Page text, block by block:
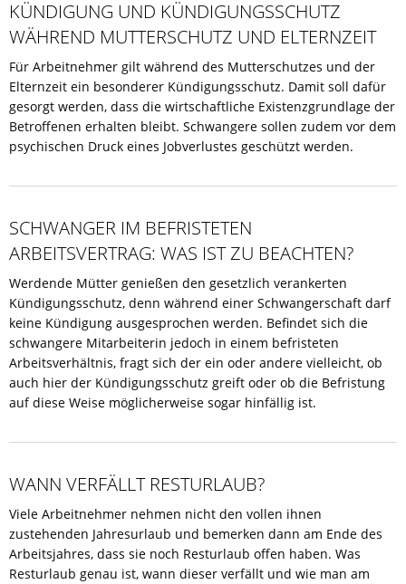
KÜNDIGUNG UND KÜNDIGUNGSSCHUTZ
WÄHREND MUTTERSCHUTZ UND ELTERNZEIT
Für Arbeitnehmer gilt während des Mutterschutzes und der
Elternzeit ein besonderer Kündigungsschutz. Damit soll dafür
gesorgt werden, dass die wirtschaftliche Existenzgrundlage der
Betroffenen erhalten bleibt. Schwangere sollen zudem vor dem
psychischen Druck eines Jobverlustes geschützt werden.
SCHWANGER IM BEFRISTETEN
ARBEITSVERTRAG: WAS IST ZU BEACHTEN?
Werdende Mütter genießen den gesetzlich verankerten
Kündigungsschutz, denn während einer Schwangerschaft darf
keine Kündigung ausgesprochen werden. Befindet sich die
schwangere Mitarbeiterin jedoch in einem befristeten
Arbeitsverhältnis, fragt sich der ein oder andere vielleicht, ob
auch hier der Kündigungsschutz greift oder ob die Befristung
auf diese Weise möglicherweise sogar hinfällig ist.
WANN VERFÄLLT RESTURLAUB?
Viele Arbeitnehmer nehmen nicht den vollen ihnen
zustehenden Jahresurlaub und bemerken dann am Ende des
Arbeitsjahres, dass sie noch Resturlaub offen haben. Was
Resturlaub genau ist, wann dieser verfällt und wie man am